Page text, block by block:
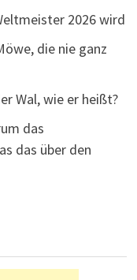
2026 wird
die nie ganz
Wal, wie er heißt?
das
das über den